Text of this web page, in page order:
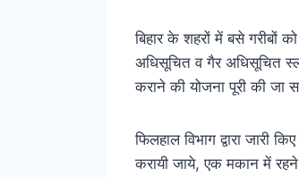
बिहार के शहरों में बसे गरीबों
अधिसूचित व गैर अधिसूचित
कराने की योजना पूरी की जा
फिलहाल विभाग द्वारा जारी
करायी जाये, एक मकान में रहने